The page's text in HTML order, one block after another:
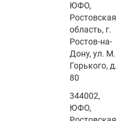
ЮФО,
Ростовская
область, г.
Ростов-на-
Дону, ул. М.
Горького, д.
80
344002,
ЮФО,